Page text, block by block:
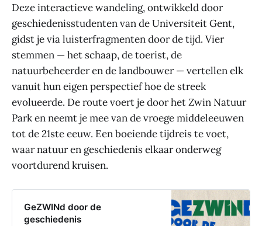
Deze interactieve wandeling, ontwikkeld door
geschiedenisstudenten van de Universiteit Gent,
gidst je via luisterfragmenten door de tijd. Vier
stemmen — het schaap, de toerist, de
natuurbeheerder en de landbouwer — vertellen elk
vanuit hun eigen perspectief hoe de streek
evolueerde. De route voert je door het Zwin Natuur
Park en neemt je mee van de vroege middeleeuwen
tot de 21ste eeuw. Een boeiende tijdreis te voet,
waar natuur en geschiedenis elkaar onderweg
voortdurend kruisen.
GeZWINd door de
geschiedenis